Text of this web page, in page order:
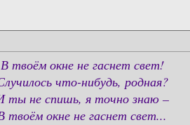
В твоём окне не гаснет свет!
что-нибудь, родная?
ты не спишь, я точно знаю –
твоём окне не гаснет свет...